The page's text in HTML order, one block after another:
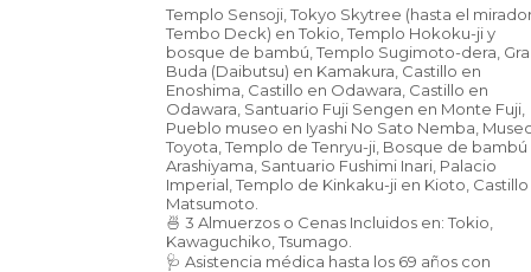
Templo Sensoji, Tokyo Skytree (hasta el
Tembo Deck) en Tokio, Templo Hokoku-ji y
bosque de bambú, Templo Sugimoto-dera,
Buda (Daibutsu) en Kamakura, Castillo en
Enoshima, Castillo en Odawara, Castillo en
Odawara, Santuario Fuji Sengen en Monte Fuji,
Pueblo museo en Iyashi No Sato Nemba,
Toyota, Templo de Tenryu-ji, Bosque de
Arashiyama, Santuario Fushimi Inari, Palacio
Imperial, Templo de Kinkaku-ji en Kioto,
Matsumoto.
🍜 3 Almuerzos o Cenas Incluidos en: Tokio,
Kawaguchiko, Tsumago.
🩺 Asistencia médica hasta los 69 años con